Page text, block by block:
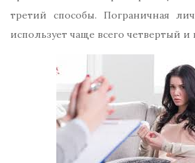
третий способы. Пограничная
использует чаще всего четвертый